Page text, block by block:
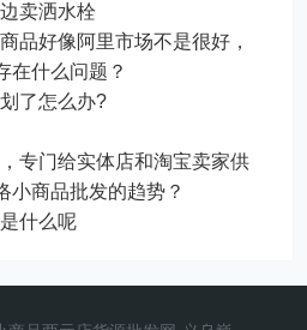
卖洒水栓
品好像阿里市场不是很好，
在什么问题？
了怎么办?
专门给实体店和淘宝卖家供
小商品批发的趋势？
什么呢